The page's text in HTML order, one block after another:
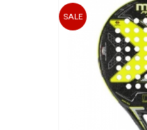
SCARPE PADEL
SALE